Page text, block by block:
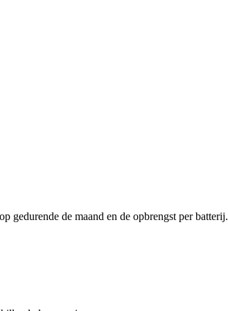
gedurende de maand en de opbrengst per batterij.